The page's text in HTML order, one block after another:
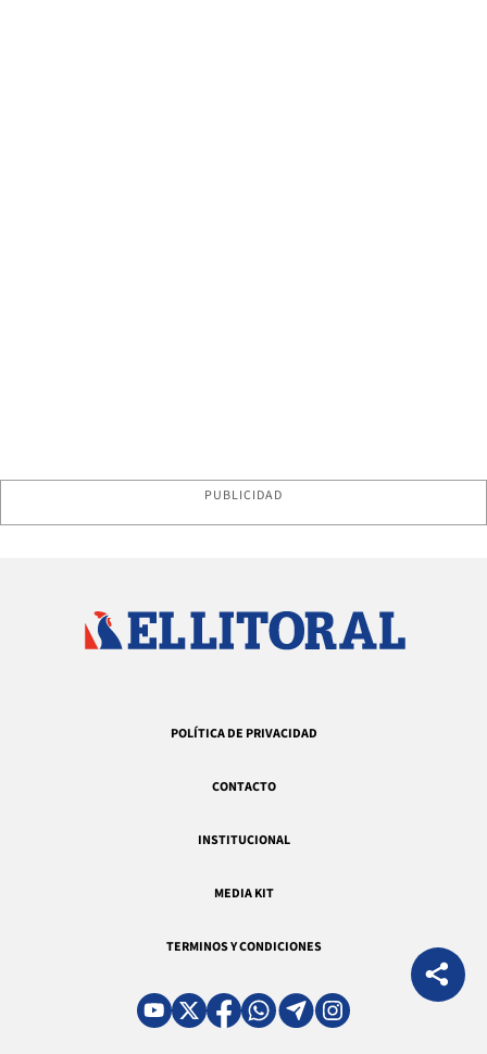
PUBLICIDAD
POLÍTICA DE PRIVACIDAD
CONTACTO
INSTITUCIONAL
MEDIA KIT
TERMINOS Y CONDICIONES